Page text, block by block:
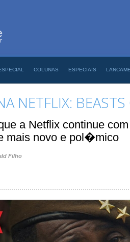
COLUNAS ESPECIAIS
NETFLIX:
a Netflix continue
mais novo e pol�mico
Filho